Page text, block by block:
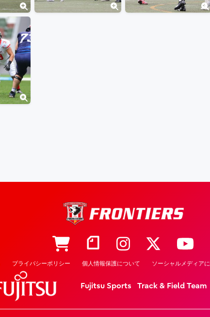
プライバシーポリシー 個人情報保護について ソーシャルメディア
Fujitsu Sports Track & Field Team